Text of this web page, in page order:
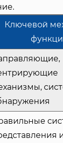
Ключевой